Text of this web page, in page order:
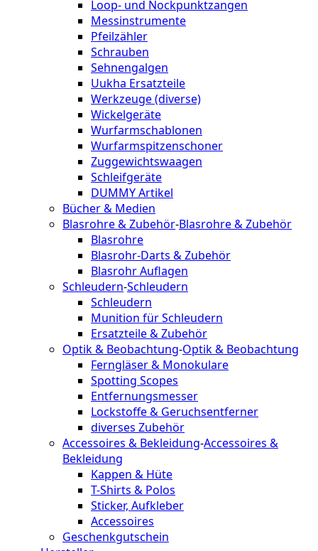
Loop- und Nockpunktzangen
Messinstrumente
Pfeilzähler
Schrauben
Sehnengalgen
Uukha Ersatzteile
Werkzeuge (diverse)
Wickelgeräte
Wurfarmschablonen
Wurfarmspitzenschoner
Zuggewichtswaagen
Schleifgeräte
DUMMY Artikel
Bücher & Medien
Blasrohre & Zubehör-Blasrohre & Zubehör
Blasrohre
Blasrohr-Darts & Zubehör
Blasrohr Auflagen
Schleudern-Schleudern
Schleudern
Munition für Schleudern
Ersatzteile & Zubehör
Optik & Beobachtung-Optik & Beobachtung
Ferngläser & Monokulare
Spotting Scopes
Entfernungsmesser
Lockstoffe & Geruchsentferner
diverses Zubehör
Accessoires & Bekleidung-Accessoires &
Bekleidung
Kappen & Hüte
T-Shirts & Polos
Sticker, Aufkleber
Accessoires
Geschenkgutschein